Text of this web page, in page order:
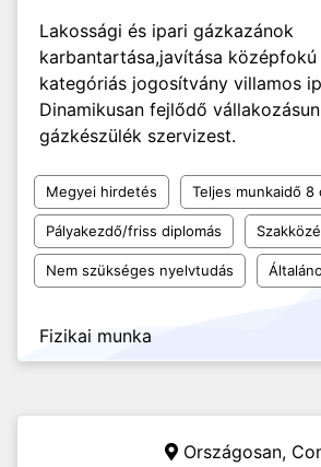
Lakossági és ipari gázkazánok
karbantartása,javítása
kategóriás jogosítvány villamos
Dinamikusan fejlődő
gázkészülék szervizest.
Megyei hirdetés Teljes munkaidő 8
Pályakezdő/friss diplomás
Nem szükséges nyelvtudás
Fizikai munka
Országosan,